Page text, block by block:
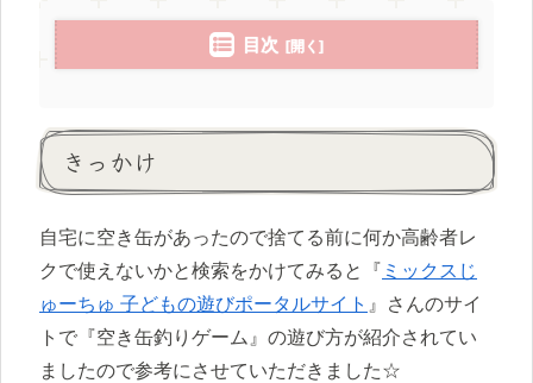
目次
きっかけ
自宅に空き缶があったので捨てる前に何か高齢者レ
クで使えないかと検索をかけてみると『 ミックスじ
ゅーちゅ 子どもの遊びポータルサイト 』さんのサイ
トで『空き缶釣りゲーム』の遊び方が紹介されてい
ましたので参考にさせていただきました☆